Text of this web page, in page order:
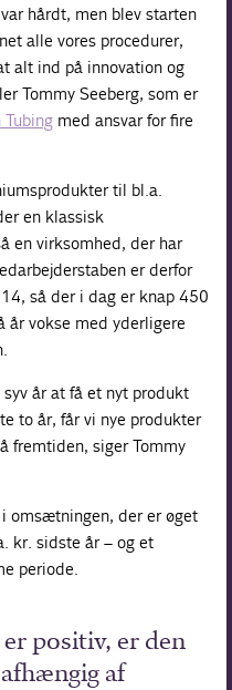
hårdt, men blev starten
alle vores procedurer,
alt ind på innovation og
Tommy Seeberg, som er
med ansvar for fire
til bl.a.
en klassisk
en virksomhed, der har
er derfor
så der i dag er knap 450
år vokse med yderligere
år at få et nyt produkt
to år, får vi nye produkter
fremtiden, siger Tommy
omsætningen, der er øget
kr. sidste år – og et
periode.
positiv, er den
af